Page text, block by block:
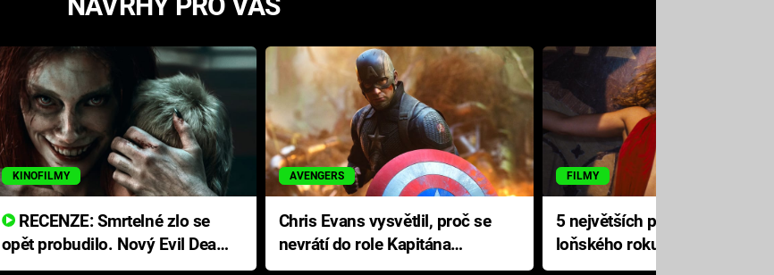
KINOFILMY
RECENZE: Smrtelné zlo se
opět probudilo. Nový Evil Dead
přichází s neodolatelnou
AVENGERS
Chris Evans vysvětlil, proč se
nevrátí do role Kapitána
Ameriky
FILMY
5 největších propadáků
loňského roku: Disney na
jediné katastrofě prodělal 200